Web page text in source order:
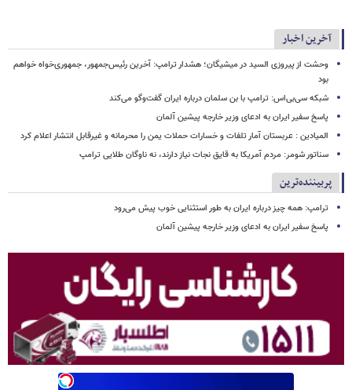
آخرین اخبار
وحشت از پیروزی السید در میشیگان؛ هشدار ترامپ: آخرین رئیس‌جمهور، جمهوری‌خواه خواهم
بود
شبکه سی‌بی‌اس: ترامپ با بن سلمان درباره ایران گفت‌وگو می‌کند
پاسخ سفیر ایران به ادعای وزیر خارجه پیشین آلمان
المیادین : عربستان آمار تلفات و خسارات حملات یمن را محرمانه و غیرقابل انتشار اعلام کرد
سناتور شومر: مردم آمریکا به قایق نجات نیاز دارند، نه ناوگان طلایی ترامپ
پربیننده‌ترین
ترامپ: همه چیز درباره ایران به طور استثنایی خوب پیش می‌رود
پاسخ سفیر ایران به ادعای وزیر خارجه پیشین آلمان